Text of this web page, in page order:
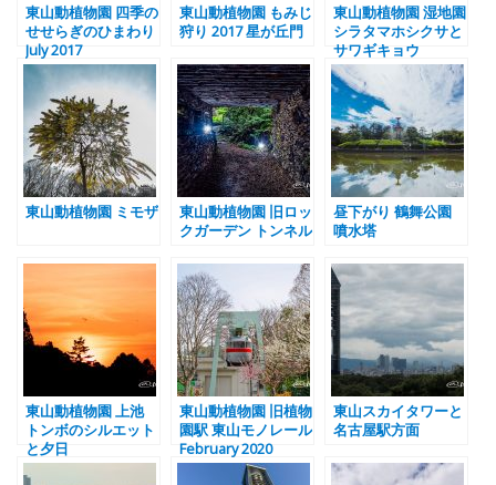
東山動植物園 四季の
せせらぎのひまわり
July 2017
東山動植物園 もみじ
狩り 2017 星が丘門
東山動植物園 湿地園
シラタマホシクサと
サワギキョウ
東山動植物園 ミモザ
東山動植物園 旧ロッ
クガーデン トンネル
昼下がり 鶴舞公園
噴水塔
東山動植物園 上池
トンボのシルエット
と夕日
東山動植物園 旧植物
園駅 東山モノレール
February 2020
東山スカイタワーと
名古屋駅方面